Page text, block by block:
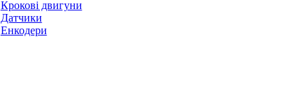
Крокові двигуни
Датчики
Енкодери